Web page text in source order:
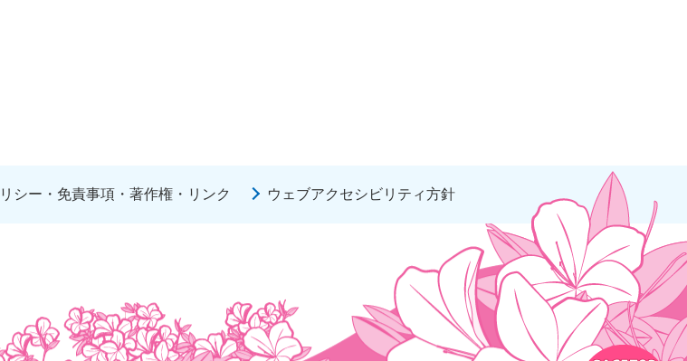
シー・免責事項・著作権・リンク ウェブアクセシビリティ方針